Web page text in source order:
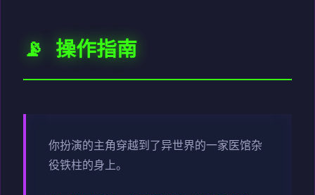
📡 操作指南
你扮演的主角穿越到了异世界的一家医馆杂
役铁柱的身上。